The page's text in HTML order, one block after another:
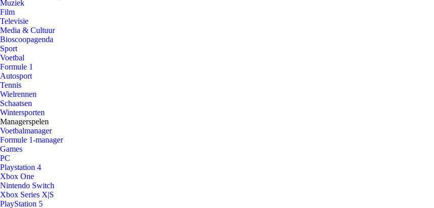
Muziek
Film
Televisie
Media & Cultuur
Bioscoopagenda
Sport
Voetbal
Formule 1
Autosport
Tennis
Wielrennen
Schaatsen
Wintersporten
Managerspelen
Voetbalmanager
Formule 1-manager
Games
PC
Playstation 4
Xbox One
Nintendo Switch
Xbox Series X|S
PlayStation 5